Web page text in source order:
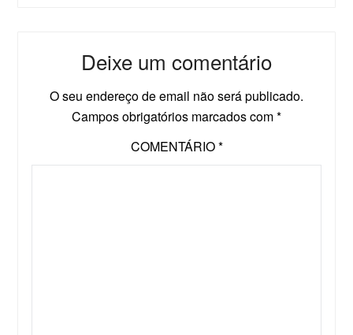
Deixe um comentário
O seu endereço de email não será publicado.
Campos obrigatórios marcados com*
COMENTÁRIO*